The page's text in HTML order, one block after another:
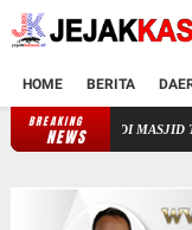
HOME BERITA
BREAKING
NEWSPENANGANAN